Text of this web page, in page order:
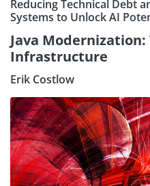
Reducing Technical Debt
Systems to Unlock AI
Java
Infrastructure
Erik Costlow